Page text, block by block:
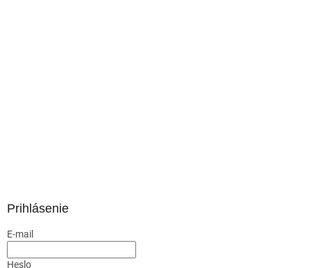
Prihlásenie
E-mail
Heslo